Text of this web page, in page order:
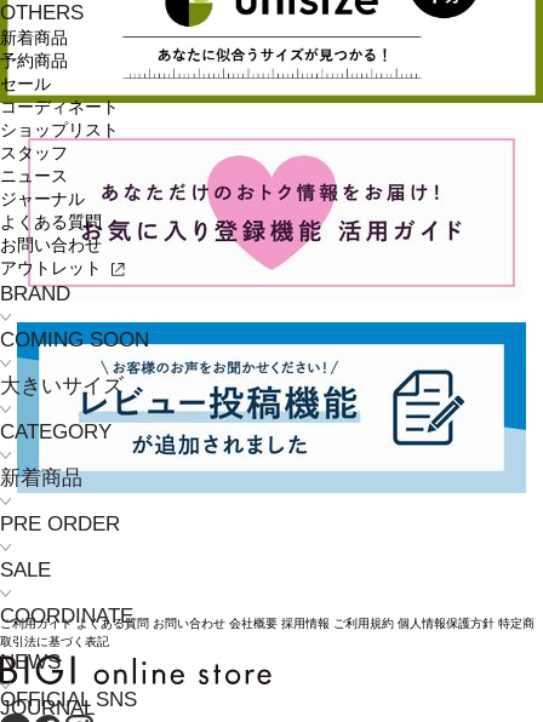
OTHERS
新着商品
予約商品
セール
コーディネート
ショップリスト
スタッフ
ニュース
ジャーナル
よくある質問
お問い合わせ
アウトレット
BRAND
COMING SOON
大きいサイズ
CATEGORY
新着商品
PRE ORDER
SALE
COORDINATE
NEWS
JOURNAL
ご利用ガイド よくある質問 お問い合わせ 会社概要 採用情報 ご利用規約 個人情報保護方針 特定商
取引法に基づく表記
OFFICIAL SNS